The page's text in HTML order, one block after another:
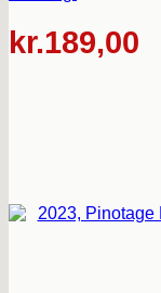
kr.189,00